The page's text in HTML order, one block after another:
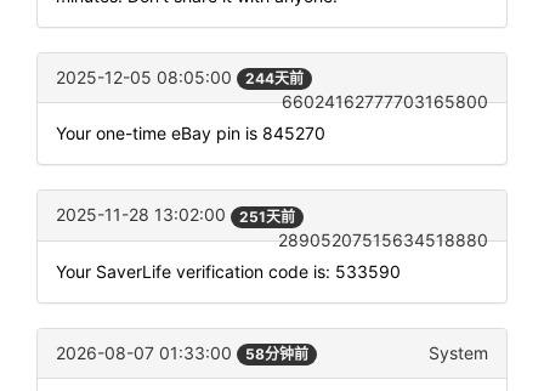
2025-12-05 08:05:00 244天前
66024162777703165800
Your one-time eBay pin is 845270
2025-11-28 13:02:00 251天前
28905207515634518880
Your SaverLife verification code is: 533590
2026-08-07 01:33:00 58分钟前 System